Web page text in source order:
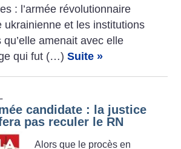
: l’armée révolutionnaire
ukrainienne et les institutions
amenait avec elle
qui fut (…)Suite »
candidate : la justice
pas reculer le RN
Alors que le procès en